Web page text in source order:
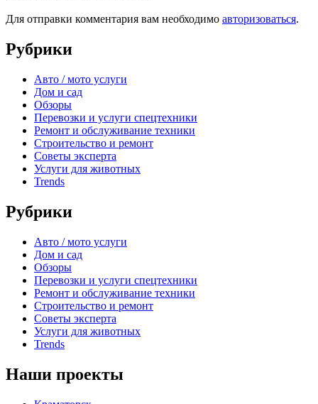
Для отправки комментария вам необходимо авторизоваться.
Рубрики
Авто / мото услуги
Дом и сад
Обзоры
Перевозки и услуги спецтехники
Ремонт и обслуживание техники
Строительство и ремонт
Советы эксперта
Услуги для животных
Trends
Рубрики
Авто / мото услуги
Дом и сад
Обзоры
Перевозки и услуги спецтехники
Ремонт и обслуживание техники
Строительство и ремонт
Советы эксперта
Услуги для животных
Trends
Наши проекты